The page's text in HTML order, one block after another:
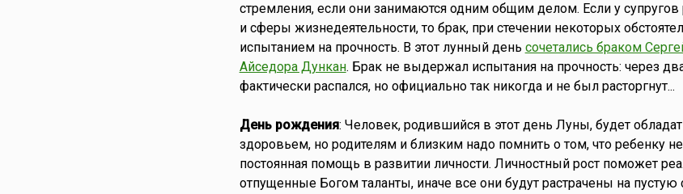
стремления, если они занимаются одним общим делом. Если у
и сферы жизнедеятельности, то брак, при стечении некоторых
испытанием на прочность. В этот лунный день сочетались браком
Айседора Дункан. Брак не выдержал испытания на прочность: через
фактически распался, но официально так никогда и не был расторгнут...
День рождения: Человек, родившийся в этот день Луны, будет
здоровьем, но родителям и близким надо помнить о том, что ребенку
постоянная помощь в развитии личности. Личностный рост поможет
отпущенные Богом таланты, иначе все они будут растрачены на пустую